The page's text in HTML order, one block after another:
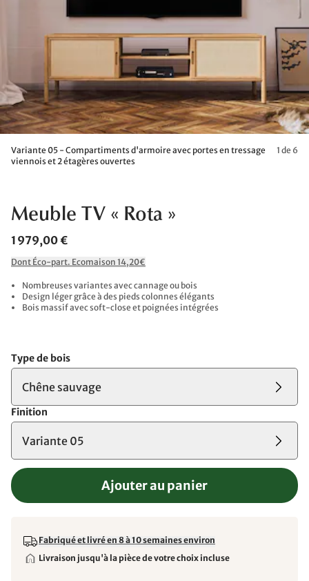
Variante 05 - Compartiments d'armoire avec portes en tressage
viennois et 2 étagères ouvertes
1 de 6
Meuble TV « Rota »
1 979,00 €
Dont Éco-part. Ecomaison 14,20€
Nombreuses variantes avec cannage ou bois
Design léger grâce à des pieds colonnes élégants
Bois massif avec soft-close et poignées intégrées
Type de bois
Chêne sauvage
Finition
Variante 05
Ajouter au panier
Fabriqué et livré en 8 à 10 semaines environ
Livraison jusqu'à la pièce de votre choix incluse